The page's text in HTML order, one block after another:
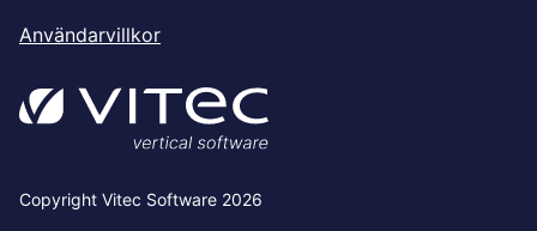
Användarvillkor
Copyright Vitec Software 2026